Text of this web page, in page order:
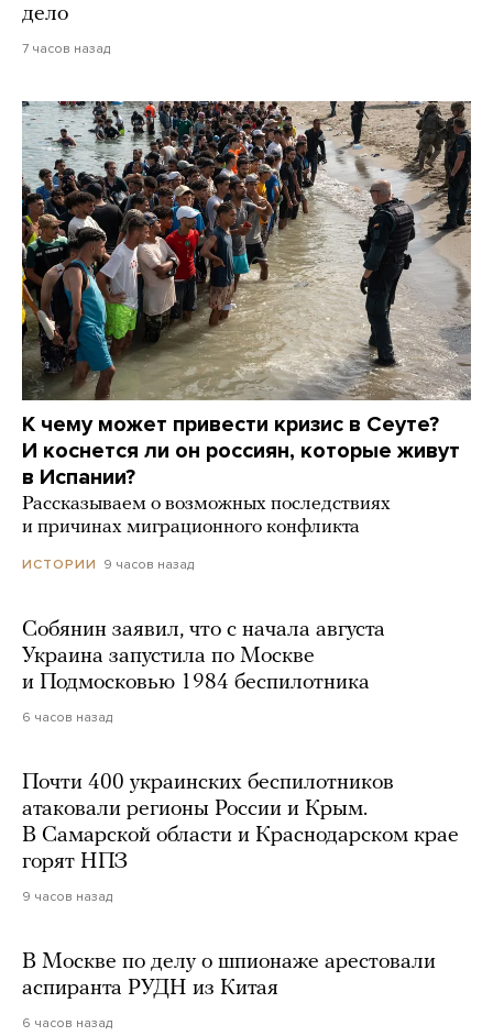
дело
7 часов назад
К чему может привести кризис в Сеуте?
И коснется ли он россиян, которые живут
в Испании?
Рассказываем о возможных последствиях
и причинах миграционного конфликта
ИСТОРИИ 9 часов назад
Собянин заявил, что с начала августа
Украина запустила по Москве
и Подмосковью 1984 беспилотника
6 часов назад
Почти 400 украинских беспилотников
атаковали регионы России и Крым.
В Самарской области и Краснодарском крае
горят НПЗ
9 часов назад
В Москве по делу о шпионаже арестовали
аспиранта РУДН из Китая
6 часов назад